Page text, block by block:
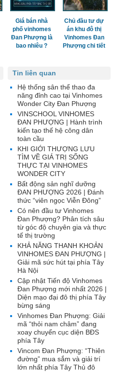
Giá bán nhà
phố vinhomes
Đan Phượng là
bao nhiêu ?
Chủ đầu tư dự
án khu đô thị
Vinhomes Đan
Phượng chi tiết
Tin liên quan
Hệ thống sân thể thao đa
năng đỉnh cao tại Vinhomes
Wonder City Đan Phượng
VINSCHOOL VINHOMES
ĐAN PHƯỢNG | Hành trình
kiến tạo thế hệ công dân
toàn cầu
KHI GIỚI THƯỢNG LƯU
TÌM VỀ GIÁ TRỊ SỐNG
THỰC TẠI VINHOMES
WONDER CITY
Bất động sản nghĩ dưỡng
ĐAN PHƯỢNG 2026 | Đánh
thức “viên ngọc Viễn Đông”
Có nên đầu tư Vinhomes
Đan Phượng? Phân tích sâu
từ góc độ chuyên gia và thực
tế thị trường
KHẢ NĂNG THANH KHOẢN
VINHOMES ĐAN PHƯỢNG |
Giải mã sức hút tại phía Tây
Hà Nội
Cập nhật Tiến độ Vinhomes
Đan Phượng mới nhất 2026 |
Diện mạo đại đô thị phía Tây
bừng sáng
Vinhomes Đan Phượng: Giải
mã “thỏi nam châm” đang
xoay chuyển cục diện BĐS
phía Tây
Vincom Đan Phượng: “Thiên
đường” mua sắm và giải trí
lớn nhất phía Tây Thủ đô